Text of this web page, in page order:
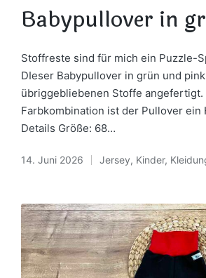
in
Babypullover in
Stoffreste sind für mich ein Puzzle-
DIeser Babypullover in grün und
übriggebliebenen Stoffe angefertigt.
Farbkombination ist der Pullover ein
Details Größe: 68…
14. Juni 2026
Posted
Jersey, Kinder,